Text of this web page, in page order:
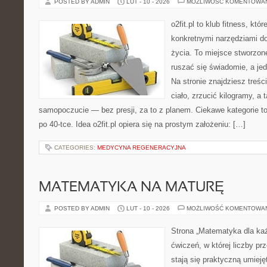
POSTED BY ADMIN LUT - 10 - 2026 MOŻLIWOŚĆ
o2fit.pl to klub fitness,
konkretnymi narzędziami
życia. To miejsce
ruszać się świadomie, a
Na stronie znajdziesz
ciało, zrzucić kilogramy, a
samopoczucie — bez presji, za to z planem. Ciekawe kategorie
po 40-tce. Idea o2fit.pl opiera się na prostym założeniu: […]
CATEGORIES: MEDYCYNA REGENERACYJNA
MATEMATYKA NA MATURĘ
POSTED BY ADMIN LUT - 10 - 2026 MOŻLIWOŚĆ
Strona „Matematyka dla
ćwiczeń, w której liczby
stają się praktyczną